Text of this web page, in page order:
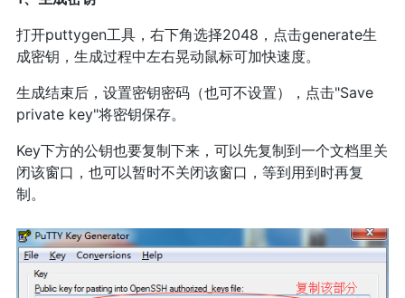
打开puttygen工具，右下角选择2048，点击generate生
成密钥，生成过程中左右晃动鼠标可加快速度。
生成结束后，设置密钥密码（也可不设置），点击"Save
private key"将密钥保存。
Key下方的公钥也要复制下来，可以先复制到一个文档里关
闭该窗口，也可以暂时不关闭该窗口，等到用到时再复
制。